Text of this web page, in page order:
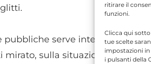
ritirare il
funzioni.
Clicca qui
tue scelte
impostazioni
i pulsanti della
pubbliche serve intervenire sul
mirato, sulla situazione delle